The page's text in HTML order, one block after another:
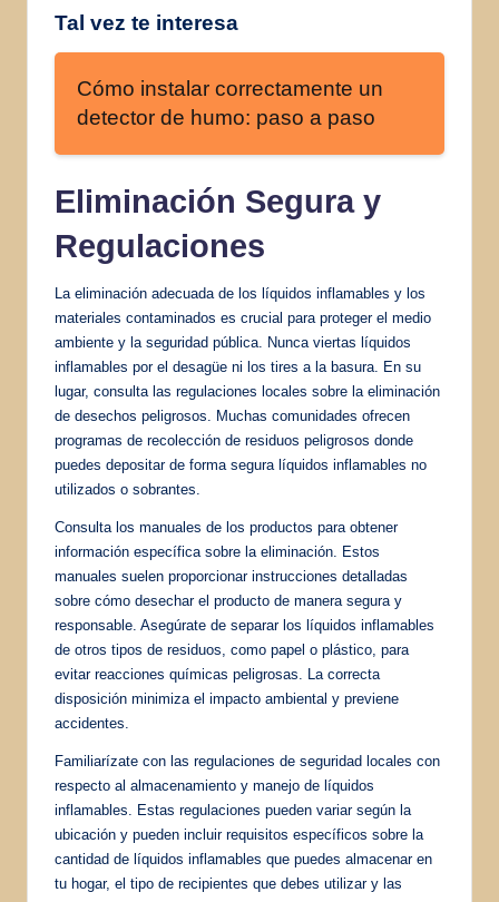
Tal vez te interesa
Cómo instalar correctamente un
detector de humo: paso a paso
Eliminación Segura y
Regulaciones
La eliminación adecuada de los líquidos inflamables y los
materiales contaminados es crucial para proteger el medio
ambiente y la seguridad pública. Nunca viertas líquidos
inflamables por el desagüe ni los tires a la basura. En su
lugar, consulta las regulaciones locales sobre la eliminación
de desechos peligrosos. Muchas comunidades ofrecen
programas de recolección de residuos peligrosos donde
puedes depositar de forma segura líquidos inflamables no
utilizados o sobrantes.
Consulta los manuales de los productos para obtener
información específica sobre la eliminación. Estos
manuales suelen proporcionar instrucciones detalladas
sobre cómo desechar el producto de manera segura y
responsable. Asegúrate de separar los líquidos inflamables
de otros tipos de residuos, como papel o plástico, para
evitar reacciones químicas peligrosas. La correcta
disposición minimiza el impacto ambiental y previene
accidentes.
Familiarízate con las regulaciones de seguridad locales con
respecto al almacenamiento y manejo de líquidos
inflamables. Estas regulaciones pueden variar según la
ubicación y pueden incluir requisitos específicos sobre la
cantidad de líquidos inflamables que puedes almacenar en
tu hogar, el tipo de recipientes que debes utilizar y las